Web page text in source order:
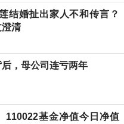
结婚扯出家人不和传言？
澄清
，母公司连亏两年
110022基金净值今日净值